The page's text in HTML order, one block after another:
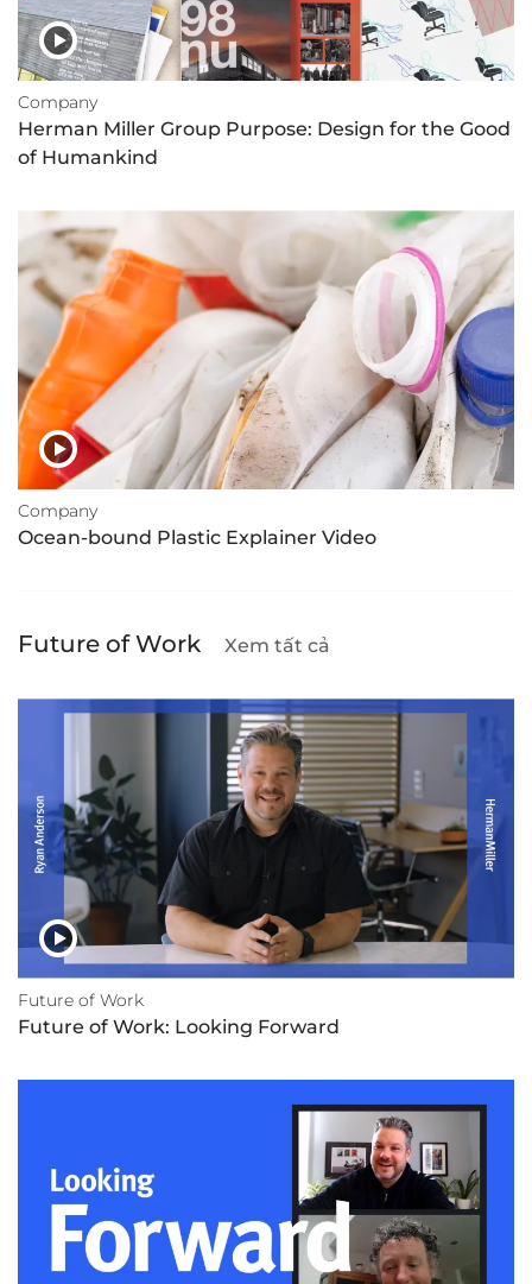
Company
Herman Miller Group Purpose: Design for the Good
of Humankind
Company
Ocean-bound Plastic Explainer Video
Future of Work Xem tất cả
Future of Work
Future of Work: Looking Forward